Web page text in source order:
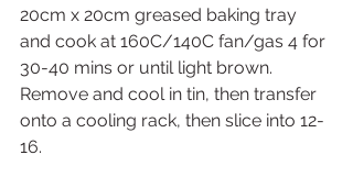
20cm x 20cm greased baking tray
and cook at 160C/140C fan/gas 4 for
30-40 mins or until light brown.
Remove and cool in tin, then transfer
onto a cooling rack, then slice into 12-
16.